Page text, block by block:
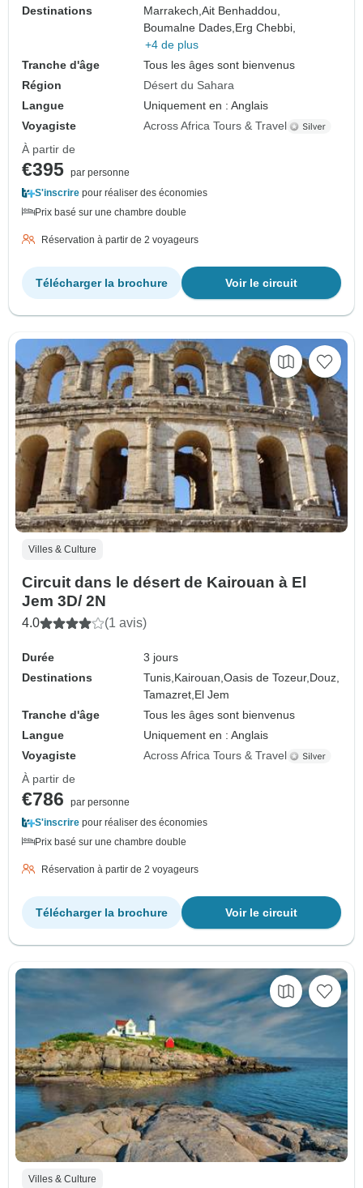
Destinations
Marrakech,Ait Benhaddou,
Boumalne Dades, Erg Chebbi,
+4 de plus
Tranche d'âge
Tous les âges sont bienvenus
Région
Désert du Sahara
Langue
Uniquement en : Anglais
Voyagiste
Across Africa Tours & Travel
À partir de
€395 par personne
S'inscrire pour réaliser des économies
Prix basé sur une chambre double
Réservation à partir de 2 voyageurs
Voir le circuit
Télécharger la brochure
Villes & Culture
Circuit dans le désert de Kairouan à El
Jem 3D/ 2N
4.0 (1 avis)
Durée
3 jours
Destinations
Tunis,Kairouan,Oasis de Tozeur,Douz,
Tamazret,El Jem
Tranche d'âge
Tous les âges sont bienvenus
Langue
Uniquement en : Anglais
Voyagiste
Across Africa Tours & Travel
À partir de
€786
par personne
S'inscrire pour réaliser des économies
Prix basé sur une chambre double
Réservation à partir de 2 voyageurs
Voir le circuit
Télécharger la brochure
Villes & Culture